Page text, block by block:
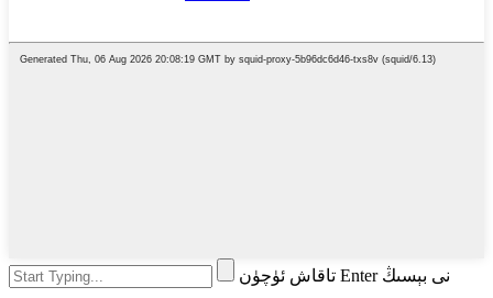
تاقاش ئۈچۈن Enter نى بېسىڭ